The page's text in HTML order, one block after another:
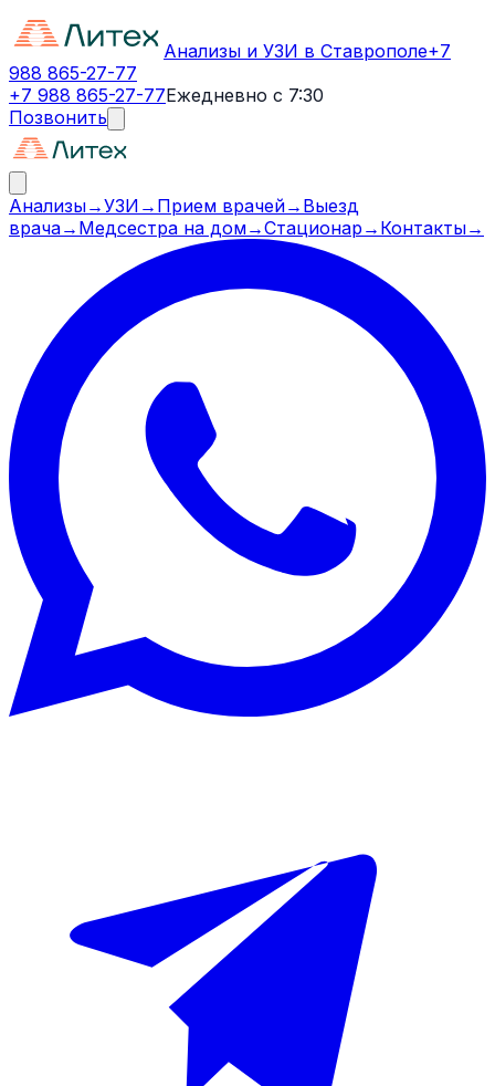
Анализы и УЗИ в Ставрополе+7
988 865-27-77
+7 988 865-27-77Ежедневно с 7:30
Позвонить
Анализы→УЗИ → Прием врачей→ Выезд
врача→ Медсестра на дом→Стационар → Контакты→